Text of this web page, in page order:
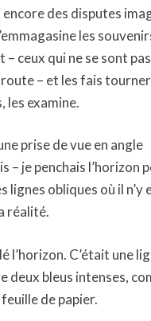
encore des disputes
les
– ceux qui ne se sont pas
route – et les fais
les examine.
prise de vue en angle
– je penchais l’horizon
lignes obliques où il n’y
réalité.
l’horizon. C’était une
deux bleus intenses,
de papier.